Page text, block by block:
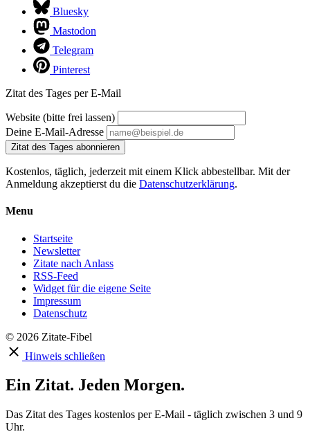
Bluesky
Mastodon
Telegram
Pinterest
Zitat des Tages per E-Mail
Website (bitte frei lassen)
Deine E-Mail-Adresse
Zitat des Tages abonnieren
Kostenlos, täglich, jederzeit mit einem Klick abbestellbar. Mit der
Anmeldung akzeptierst du die Datenschutzerklärung.
Menu
Startseite
Newsletter
Zitate nach Anlass
RSS-Feed
Widget für die eigene Seite
Impressum
Datenschutz
© 2026 Zitate-Fibel
Hinweis schließen
Ein Zitat. Jeden Morgen.
Das Zitat des Tages kostenlos per E-Mail - täglich zwischen 3 und 9
Uhr.